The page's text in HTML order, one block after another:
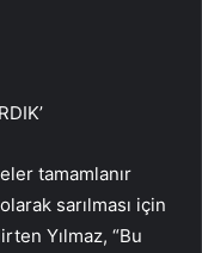
tamamlanır
sarılması için
Yılmaz, “Bu